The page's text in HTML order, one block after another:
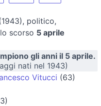
politico,
scorso 5 aprile
gli anni il 5 aprile.
nati nel 1943)
Vitucci (63)